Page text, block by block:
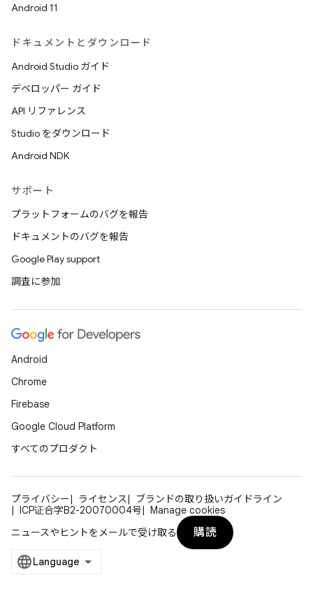
Android 11
ドキュメントとダウンロード
Android Studio ガイド
デベロッパー ガイド
API リファレンス
Studio をダウンロード
Android NDK
サポート
プラットフォームのバグを報告
ドキュメントのバグを報告
Google Play support
調査に参加
Android
Chrome
Firebase
Google Cloud Platform
すべてのプロダクト
プライバシー ライセンス
ブランドの取り扱いガイドライン
ICP证合字B2-20070004号
Manage cookies
ニュースやヒントをメールで受け取る
購読